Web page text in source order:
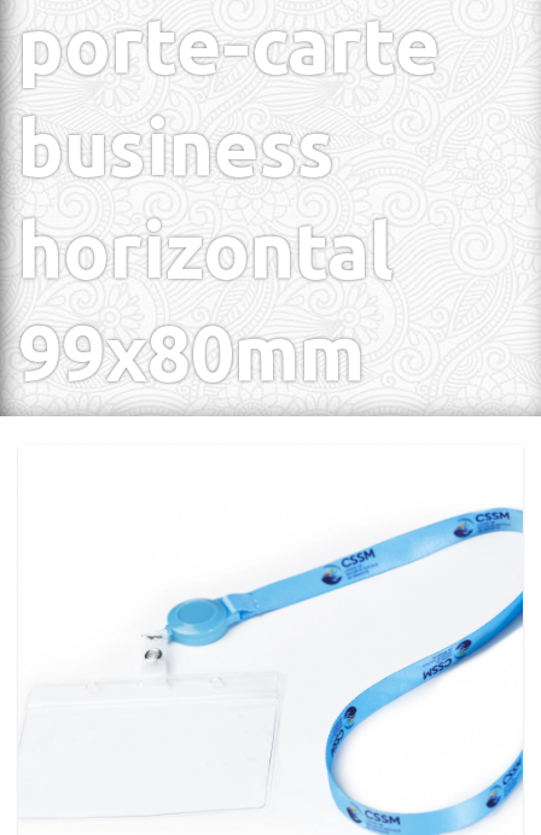
porte-carte
business
horizontal
99x80mm